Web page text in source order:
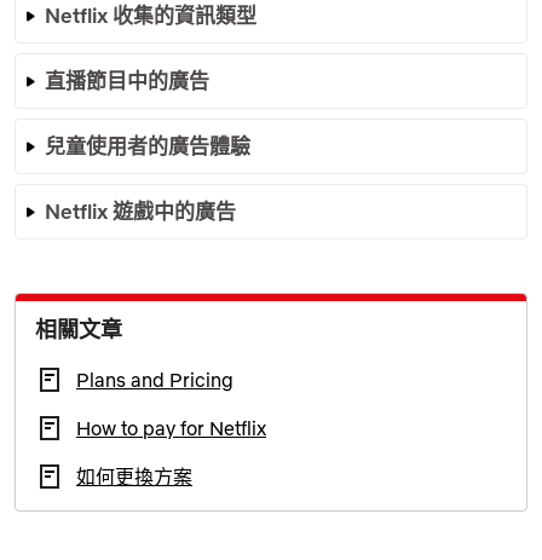
Netflix 收集的資訊類型
直播節目中的廣告
兒童使用者的廣告體驗
Netflix 遊戲中的廣告
相關文章
Plans and Pricing
How to pay for Netflix
如何更換方案